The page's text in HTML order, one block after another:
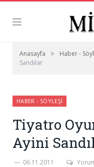
Anasayfa » Haber -
Sandılar
HABER - SÖYLEŞI
Tiyatro
Ayini
06.11.2011